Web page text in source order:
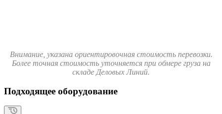
Внимание, указана ориентировочная стоимость перевозки.
Более точная стоимость уточняется при обмере груза на
складе Деловых Линий.
Подходящее оборудование